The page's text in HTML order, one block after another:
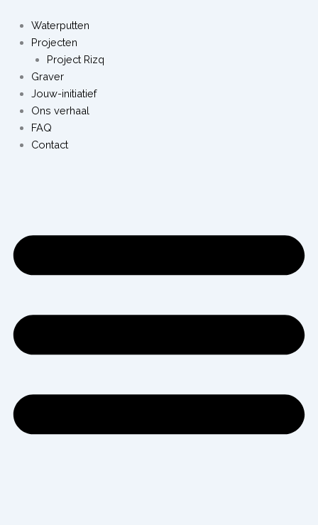
Waterputten
Projecten
Project Rizq
Graver
Jouw-initiatief
Ons verhaal
FAQ
Contact